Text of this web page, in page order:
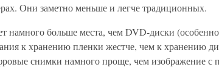
Они заметно меньше и легче традиционных.
намного больше места, чем DVD-диски
к хранению пленки жестче, чем к хранению
снимки намного проще, чем изображение с